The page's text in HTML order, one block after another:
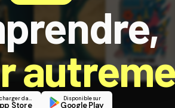
Télécharger dans
Store
Disponible sur
Google Play